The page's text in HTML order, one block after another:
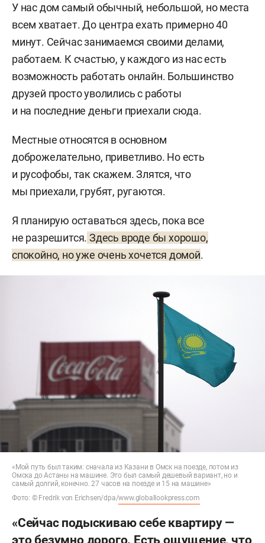
У нас дом самый обычный, небольшой, но места
всем хватает. До центра ехать примерно 40
минут. Сейчас занимаемся своими делами,
работаем. К счастью, у каждого из нас есть
возможность работать онлайн. Большинство
друзей просто уволились с работы
и на последние деньги приехали сюда.
Местные относятся в основном
доброжелательно, приветливо. Но есть
и русофобы, так скажем. Злятся, что
мы приехали, грубят, ругаются.
Я планирую оставаться здесь, пока все
не разрешится. Здесь вроде бы хорошо,
спокойно, но уже очень хочется домой.
«Мой путь был таким: сначала из Казани в Омск на поезде, потом из
Омска до Астаны на машине. Это был самый дешевый вариант, но и
самый долгий, конечно. 27 часов на поезде и 15 на машине»
Фото: © Fredrik von Erichsen/dpa/www.globallookpress.com
«Сейчас подыскиваю себе квартиру —
это безумно дорого. Есть ощущение, что